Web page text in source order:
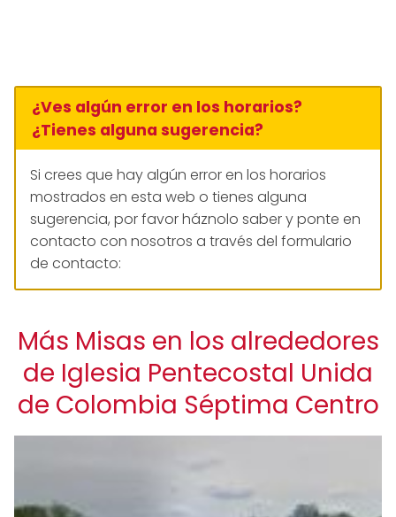
¿Ves algún error en los horarios?
¿Tienes alguna sugerencia?
Si crees que hay algún error en los horarios
mostrados en esta web o tienes alguna
sugerencia, por favor háznolo saber y ponte en
contacto con nosotros a través del formulario
de contacto:
Más Misas en los alrededores
de Iglesia Pentecostal Unida
de Colombia Séptima Centro